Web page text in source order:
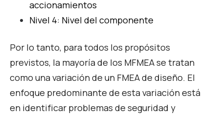
accionamientos
Nivel 4: Nivel del componente
Por lo tanto, para todos los propósitos
previstos, la mayoría de los MFMEA se tratan
como una variación de un FMEA de diseño. El
enfoque predominante de esta variación está
en identificar problemas de seguridad y